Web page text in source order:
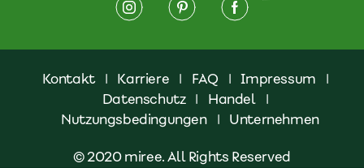
Kontakt | Karriere | FAQ | Impressum
|
Datenschutz | Handel
|
Nutzungsbedingungen
| Unternehmen
© 2020 miree. All Rights Reserved